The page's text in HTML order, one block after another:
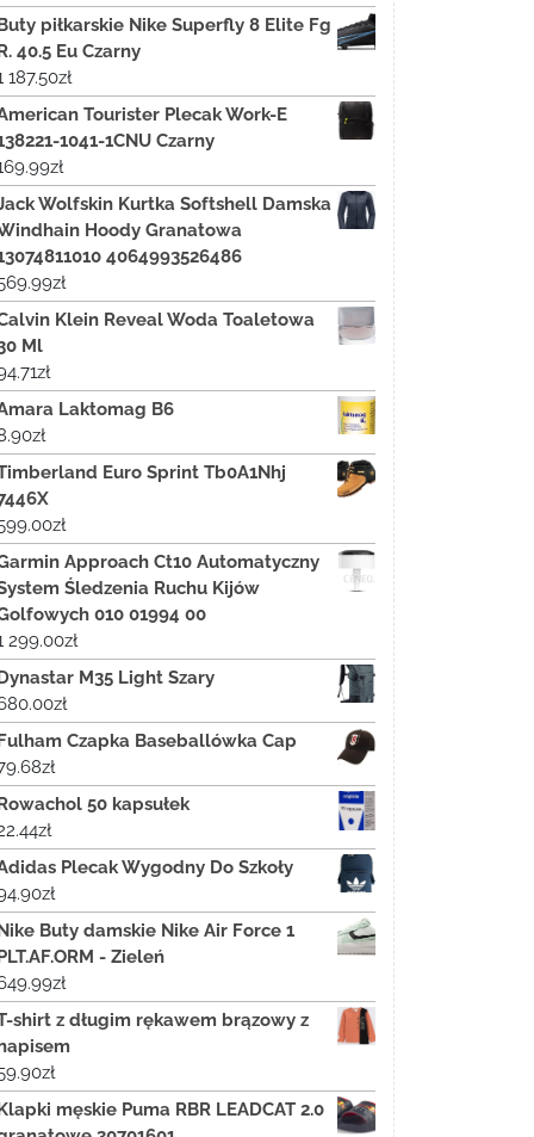
piłkarskie Nike Superfly 8 Elite Fg
40.5 Eu Czarny
187.50zł
Tourister Plecak Work-E
1041-1CNU Czarny
zł
Wolfskin Kurtka Softshell Damska
Hoody Granatowa
4064993526486
zł
Klein Reveal Woda Toaletowa
Ml
zł
Laktomag B6
zł
Euro Sprint Tb0A1Nhj
zł
Approach Ct10 Automatyczny
Śledzenia Ruchu Kijów
010 01994 00
299.00zł
M35 Light Szary
zł
Czapka Baseballówka Cap
zł
50 kapsułek
zł
Plecak Wygodny Do Szkoły
zł
Buty damskie Nike Air Force 1
- Zieleń
zł
shirt z długim rękawem brązowy z
zł
męskie Puma RBR LEADCAT 2.0